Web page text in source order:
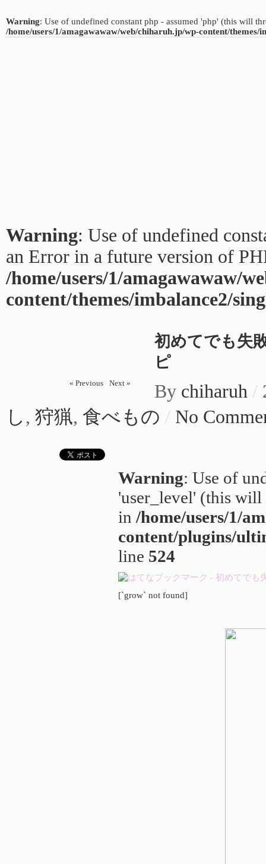
Warning: Use of undefined constant php - assumed 'php' (this will
/home/users/1/amagawawaw/web/chiharuh.jp/wp-content/themes/
Warning: Use of undefined
an Error in a future version of
/home/users/1/amagawawaw/
content/themes/imbalance2/
初めてでも失
ピ
« Previous Next » By chiharuh /
し , 狩猟, 食べもの / No
Warning: Use of
'user_level' (this
in /home/users/1/
content/plugins/
line 524
[`grow` not found]